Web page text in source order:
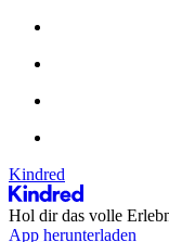
Kindred
Hol dir das volle
App herunterladen